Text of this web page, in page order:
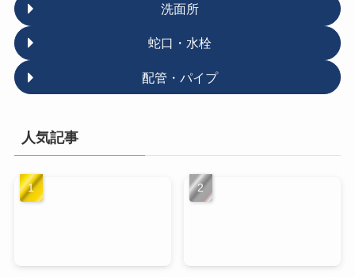
洗面所
蛇口・水栓
配管・パイプ
人気記事